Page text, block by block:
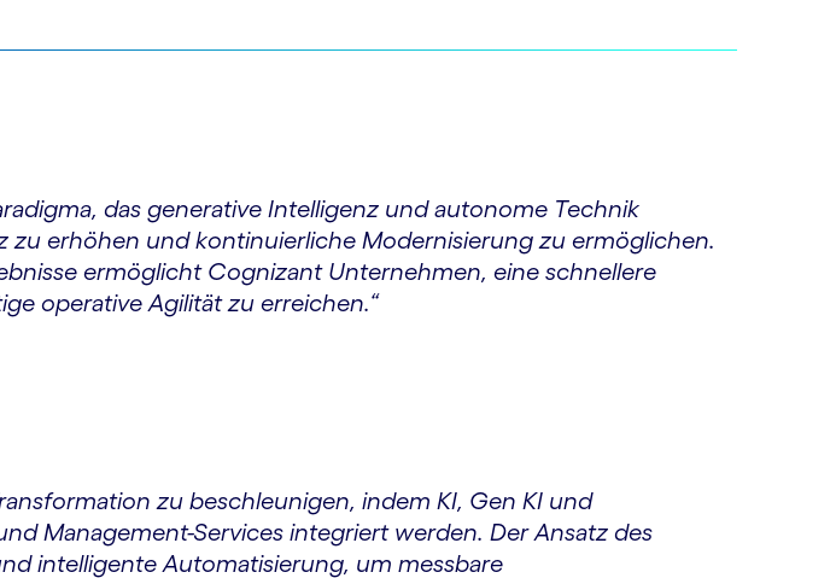
das generative Intelligenz und autonome Technik
erhöhen und kontinuierliche Modernisierung zu ermöglichen.
ermöglicht Cognizant Unternehmen, eine schnellere
operative Agilität zu erreichen.“
zu beschleunigen, indem KI, Gen KI und
Management-Services integriert werden. Der Ansatz des
intelligente Automatisierung, um messbare